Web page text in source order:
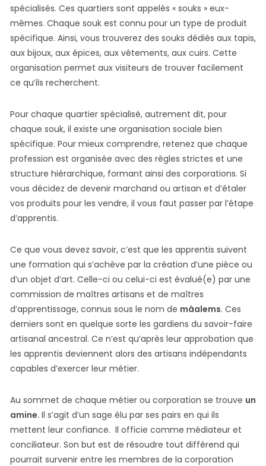
spécialisés. Ces quartiers sont appelés « souks » eux-
mêmes. Chaque souk est connu pour un type de produit
spécifique. Ainsi, vous trouverez des souks dédiés aux tapis,
aux bijoux, aux épices, aux vêtements, aux cuirs. Cette
organisation permet aux visiteurs de trouver facilement
ce qu’ils recherchent.
Pour chaque quartier spécialisé, autrement dit, pour
chaque souk, il existe une organisation sociale bien
spécifique. Pour mieux comprendre, retenez que chaque
profession est organisée avec des règles strictes et une
structure hiérarchique, formant ainsi des corporations. Si
vous décidez de devenir marchand ou artisan et d’étaler
vos produits pour les vendre, il vous faut passer par l’étape
d’apprentis.
Ce que vous devez savoir, c’est que les apprentis suivent
une formation qui s’achève par la création d’une pièce ou
d’un objet d’art. Celle-ci ou celui-ci est évalué(e) par une
commission de maîtres artisans et de maîtres
d’apprentissage, connus sous le nom de mâalems. Ces
derniers sont en quelque sorte les gardiens du savoir-faire
artisanal ancestral. Ce n’est qu’après leur approbation que
les apprentis deviennent alors des artisans indépendants
capables d’exercer leur métier.
Au sommet de chaque métier ou corporation se trouve un
amine. Il s’agit d’un sage élu par ses pairs en qui ils
mettent leur confiance. Il officie comme médiateur et
conciliateur. Son but est de résoudre tout différend qui
pourrait survenir entre les membres de la corporation